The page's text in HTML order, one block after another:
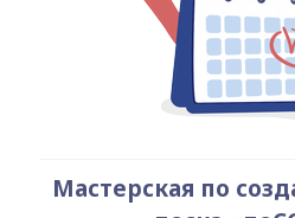
Мастерская по